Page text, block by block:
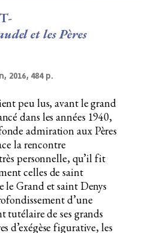
et les Pères
484 p.
peu lus, avant le grand
dans les années 1940,
admiration aux Pères
la rencontre
personnelle, qu’il fit
celles de saint
le Grand et saint Denys
d’une
tutélaire de ses grands
d’exégèse figurative, les